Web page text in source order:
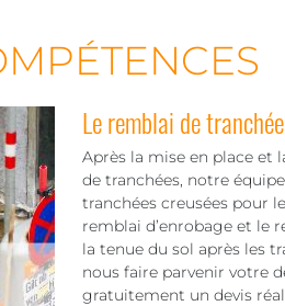
Le remblai de
Après la mise en place et
de tranchées, notre
tranchées creusées pour
remblai d’enrobage et le
la tenue du sol après les
nous faire parvenir votre
gratuitement un devis